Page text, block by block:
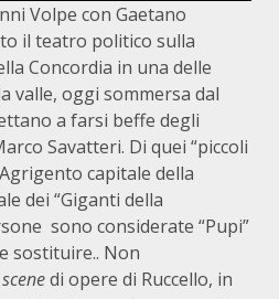
Volpe con Gaetano
il teatro politico sulla
Concordia in una delle
valle, oggi sommersa dal
a farsi beffe degli
Savatteri. Di quei “piccoli
capitale della
dei “Giganti della
sono considerate “Pupi”
sostituire.. Non
di opere di Ruccello, in